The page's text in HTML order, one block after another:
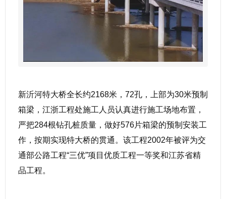
新沂河特大桥全长约2168米，72孔，上部为30米预制
箱梁，江浙工程处施工人员认真进行施工场地布置，
严把284根钻孔桩质量，做好576片箱梁的预制安装工
作，按期实现特大桥的贯通。该工程2002年被评为交
通部公路工程“三优”项目优质工程一等奖和江苏省精
品工程。